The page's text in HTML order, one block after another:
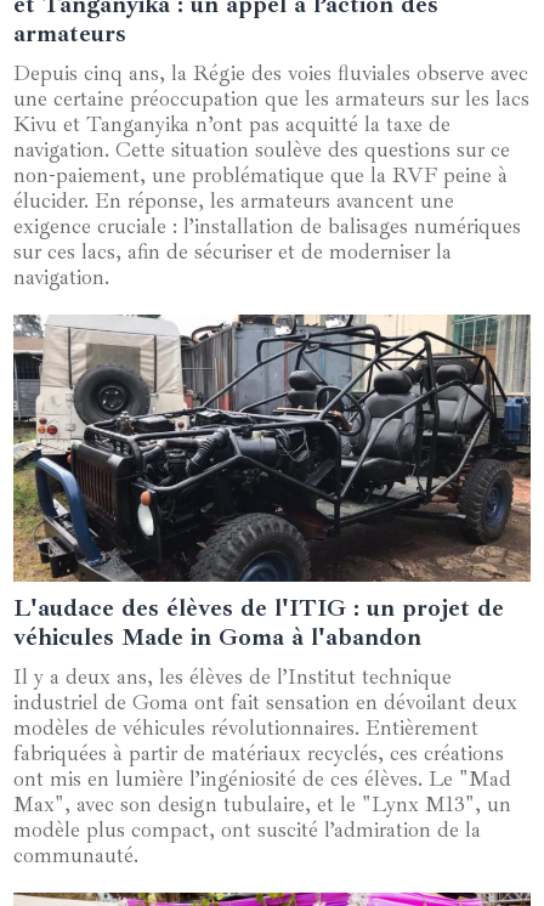
armateurs
Depuis cinq ans, la Régie des voies fluviales observe avec
une certaine préoccupation que les armateurs sur les lacs
Kivu et Tanganyika n’ont pas acquitté la taxe de
navigation. Cette situation soulève des questions sur ce
non-paiement, une problématique que la RVF peine à
élucider. En réponse, les armateurs avancent une
exigence cruciale : l’installation de balisages numériques
sur ces lacs, afin de sécuriser et de moderniser la
navigation.
19 septembre 2024
L'audace des élèves de l'ITIG : un projet de
véhicules Made in Goma à l'abandon
Il y a deux ans, les élèves de l’Institut technique
industriel de Goma ont fait sensation en dévoilant deux
modèles de véhicules révolutionnaires. Entièrement
fabriquées à partir de matériaux recyclés, ces créations
ont mis en lumière l’ingéniosité de ces élèves. Le "Mad
Max", avec son design tubulaire, et le "Lynx M13", un
modèle plus compact, ont suscité l’admiration de la
communauté.